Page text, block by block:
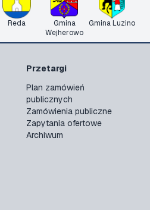
Reda
Gmina
Wejherowo
Gmina Luzino
Przetargi
Plan zamówień
publicznych
Zamówienia publiczne
Zapytania ofertowe
Archiwum